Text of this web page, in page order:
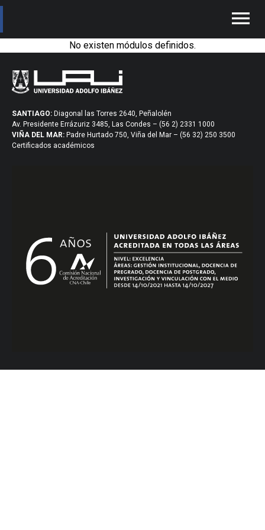
menu
No existen módulos definidos.
SANTIAGO: Diagonal las Torres 2640, Peñalolén
Av. Presidente Errázuriz 3485, Las Condes – (56 2) 2331 1000
VIÑA DEL MAR: Padre Hurtado 750, Viña del Mar – (56 32) 250 3500
Certificados académicos